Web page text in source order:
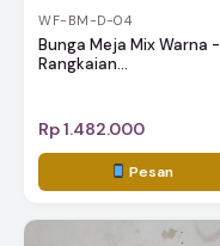
WF-BM-D-04
Bunga Meja Mix Warna -
Rangkaian...
Rp 1.482.000
Pesan